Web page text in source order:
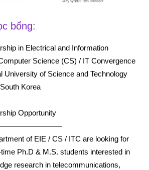
bổng:
in Electrical and Information
Science (CS) / IT Convergence
University of Science and Technology
Korea
Opportunity
of EIE / CS / ITC are looking for
Ph.D & M.S. students interested in
research in telecommunications,